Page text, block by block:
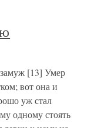
[13] Умер
вот она и
уж стал
одному стоять